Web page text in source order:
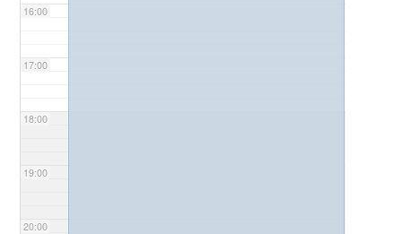
16:00
17:00
18:00
19:00
20:00